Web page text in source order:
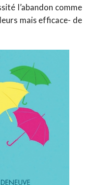
l’abandon comme
mais efficace- de